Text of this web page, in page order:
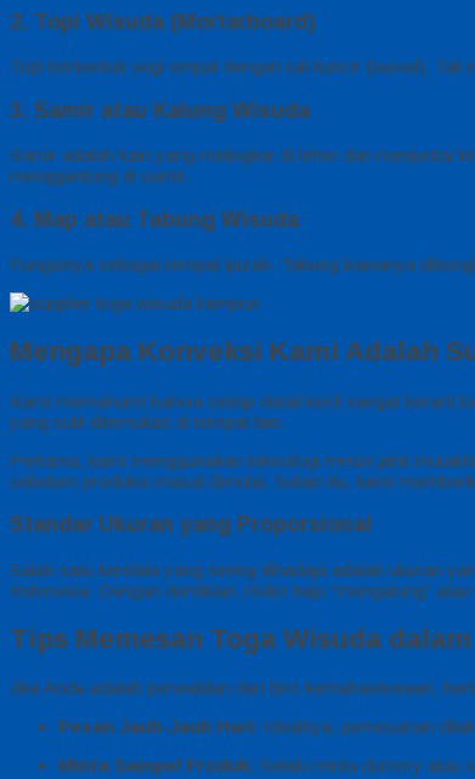
2. Topi Wisuda (Mortarboard)
Topi berbentuk segi empat dengan tali kuncir (tassel).
3. Samir atau Kalung Wisuda
Samir adalah kain yang melingkar di leher dan menjuntai
menggantung di samir.
4. Map atau Tabung Wisuda
Fungsinya sebagai tempat ijazah. Tabung biasanya
Mengapa Konveksi Kami Adalah
Kami memahami bahwa setiap detail kecil sangat berarti
yang sulit ditemukan di tempat lain.
Pertama, kami menggunakan teknologi mesin jahit
sebelum produksi masal dimulai. Selain itu, kami
Standar Ukuran yang Proporsional
Salah satu kendala yang sering dihadapi adalah ukuran
Indonesia. Dengan demikian, risiko baju “mengatung”
Tips Memesan Toga Wisuda
Jika Anda adalah perwakilan dari biro kemahasiswaan,
Pesan Jauh-Jauh Hari: Idealnya, pemesanan
Minta Sampel Produk: Selalu minta dummy atau